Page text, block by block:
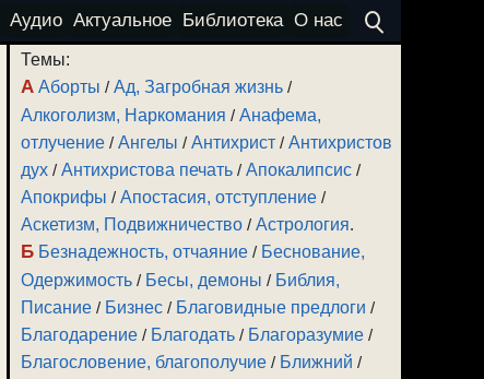
Аудио Актуальное Библиотека О нас
Темы:
А Аборты /Ад, Загробная жизнь /
Алкоголизм, Наркомания /Анафема,
отлучение /Ангелы /Антихрист /Антихристов
дух /Антихристова печать /Апокалипсис /
Апокрифы /Апостасия, отступление /
Аскетизм, Подвижничество /Астрология.
Б Безнадежность, отчаяние / Беснование,
Одержимость / Бесы, демоны / Библия,
Писание / Бизнес / Благовидные предлоги /
Благодарение / Благодать / Благоразумие /
Благословение, благополучие / Ближний /